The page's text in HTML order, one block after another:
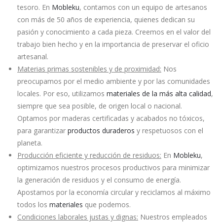
tesoro. En Mobleku, contamos con un equipo de artesanos
con más de 50 años de experiencia, quienes dedican su
pasión y conocimiento a cada pieza. Creemos en el valor del
trabajo bien hecho y en la importancia de preservar el oficio
artesanal.
Materias primas sostenibles y de proximidad: Nos
preocupamos por el medio ambiente y por las comunidades
locales. Por eso, utilizamos materiales de la más alta calidad,
siempre que sea posible, de origen local o nacional.
Optamos por maderas certificadas y acabados no tóxicos,
para garantizar productos duraderos y respetuosos con el
planeta.
Producción eficiente y reducción de residuos: En Mobleku,
optimizamos nuestros procesos productivos para minimizar
la generación de residuos y el consumo de energía.
Apostamos por la economía circular y reciclamos al máximo
todos los materiales que podemos.
Condiciones laborales justas y dignas: Nuestros empleados